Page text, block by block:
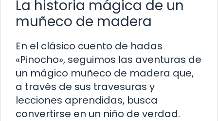
La historia mágica de un
muñeco de madera
En el clásico cuento de hadas
«Pinocho», seguimos las aventuras de
un mágico muñeco de madera que,
a través de sus travesuras y
lecciones aprendidas, busca
convertirse en un niño de verdad.